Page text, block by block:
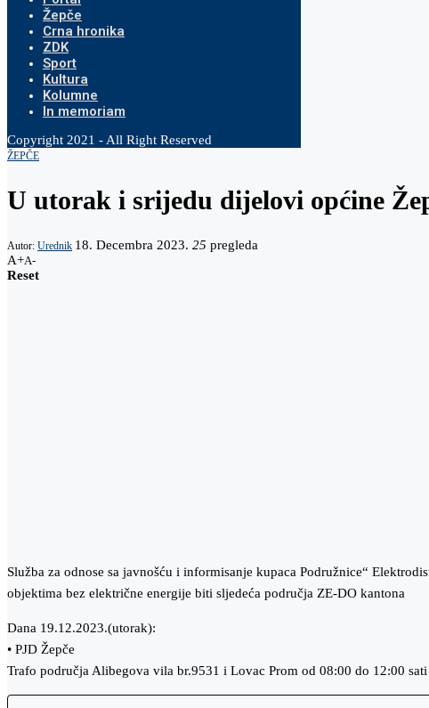
Žepče
Crna hronika
ZDK
Sport
Kultura
Kolumne
In memoriam
Copyright 2021 - All Right Reserved
ŽEPČE
U utorak i srijedu dijelovi općine
Autor: Urednik 18. Decembra 2023. 25 pregleda
A+A-
Reset
Služba za odnose sa javnošću i informisanje kupaca Podružnice“
objektima bez električne energije biti sljedeća područja ZE-DO kantona
Dana 19.12.2023.(utorak):
• PJD Žepče
Trafo područja Alibegova vila br.9531 i Lovac Prom od 08:00 do 12:00 sati